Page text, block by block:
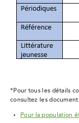
*Pour tous les détails
consultez les
Pour la population